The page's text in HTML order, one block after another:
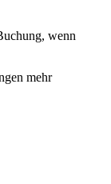
wenn
mehr